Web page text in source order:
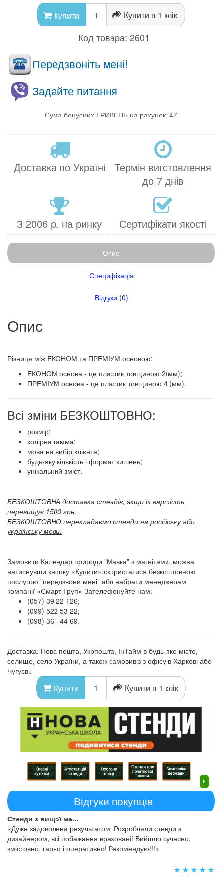
Купити Купити в 1 клік
Код товара: 2601
Передзвоніть мені!
Задайте питання
Сума бонусних ГРИВЕНЬ на рахунок: 47
Доставка по Україні
Термін виготовлення
до 7 днів
З 2006 р. на ринку Сертифікати якості
Опис
Специфікація
Відгуки (0)
Опис
​​​Різниця між ЕКОНОМ та ПРЕМІУМ основою:
ЕКОНОМ основа - це пластик товщиною 2(мм);
ПРЕМІУМ основа - це пластик товщиною 4 (мм).
Всі зміни БЕЗКОШТОВНО:
розмір;
колірна гамма;
мова на вибір клієнта;
будь-яку кількість і формат кишень;
унікальний зміст.
БЕЗКОШТОВНА доставка стендів, якщо їх вартість
перевищує 1500 грн.
БЕЗКОШТОВНО перекладаємо стенди на російську або
українську мови.
Замовити Календар природи "Мавка" з магнітами, можна
натиснувши кнопку «Купити»,скористатися безкоштовною
послугою "передзвони мені" або набрати менеджерам
компанії «Смарт Груп» Зателефонуйте нам:
(057) 39 22 126;
(099) 522 53 22;
(098) 361 44 69.
Доставка: Нова пошта, Укрпошта, ІнТайм в будь-яке місто,
селище, село України, а також самовивіз з офісу в Харкові або
Чугуєві.
Купити Купити в 1 клік
Відгуки покупців
Стенди з вищої ма...
«Дуже задоволена результатом! Розробляли стенди з
дизайнером, всі побажання враховані! Вийшло сучасно,
змістовно, гарно і оперативно! Рекомендую!!!»